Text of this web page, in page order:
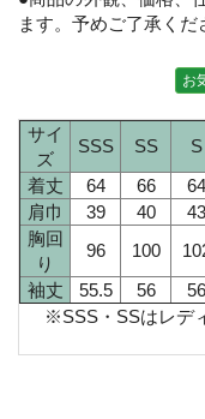
ます。予めご了承くだ
お
サイ
ズ
SSS SS S
着丈
64 66 64
肩巾
39 40 43
胸回
り
96 100
袖丈
55.5 56 56
※SSS・SSはレデ